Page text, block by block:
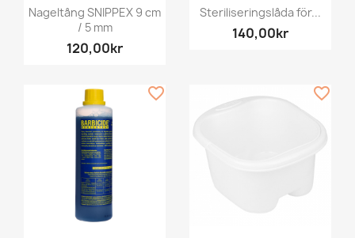
Nageltång SNIPPEX 9 cm
/ 5 mm
120,00kr
Steriliseringslåda för...
140,00kr
favorite_border favorite_border